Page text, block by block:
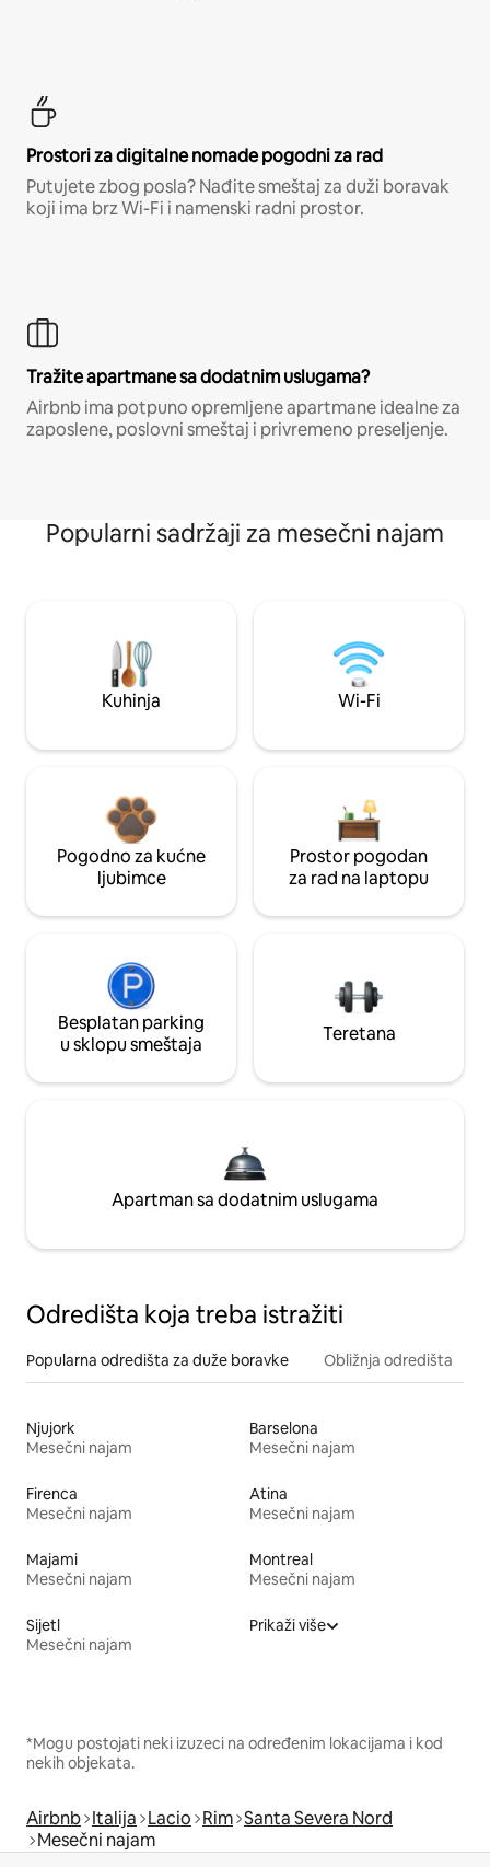
Prostori za digitalne nomade pogodni za rad
Putujete zbog posla? Nađite smeštaj za duži boravak
koji ima brz Wi-Fi i namenski radni prostor.
Tražite apartmane sa dodatnim uslugama?
Airbnb ima potpuno opremljene apartmane idealne za
zaposlene, poslovni smeštaj i privremeno preseljenje.
Popularni sadržaji za mesečni najam
Kuhinja Wi-Fi
Pogodno za kućne
ljubimce
Prostor pogodan
za rad na laptopu
Besplatan parking
u sklopu smeštaja
Teretana
Apartman sa dodatnim uslugama
Odredišta koja treba istražiti
Popularna odredišta za duže boravke Obližnja odredišta
Njujork
Mesečni najam
Barselona
Mesečni najam
Firenca
Mesečni najam
Atina
Mesečni najam
Majami
Mesečni najam
Montreal
Mesečni najam
Sijetl
Mesečni najam
Prikaži više
*Mogu postojati neki izuzeci na određenim lokacijama i kod
nekih objekata.
Airbnb Italija Lacio Rim Santa Severa Nord
Mesečni najam